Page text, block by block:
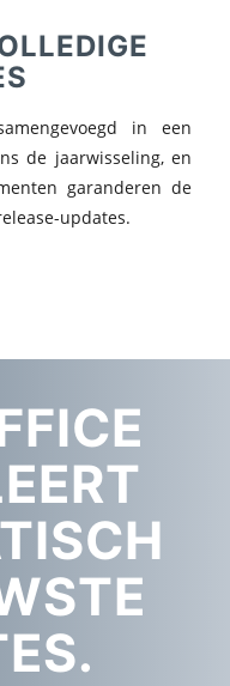
in een
de jaarwisseling, en
garanderen de
updates.